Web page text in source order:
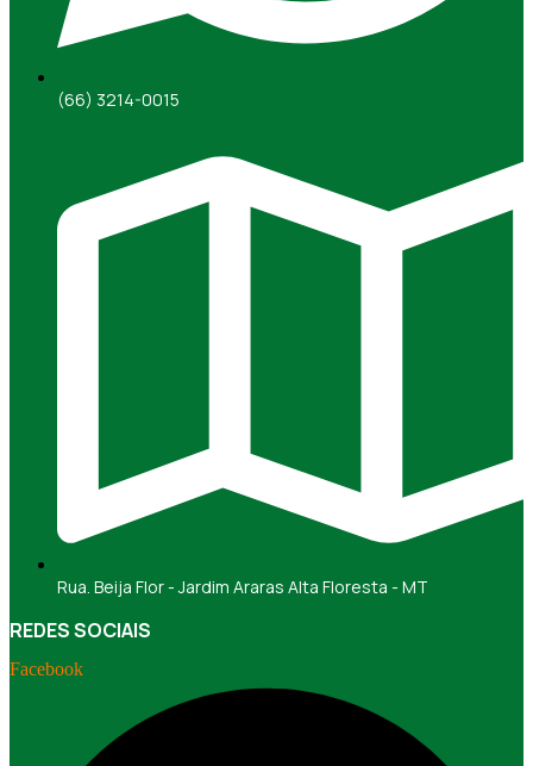
(66) 3214-0015
Rua. Beija Flor - Jardim Araras Alta Floresta - MT
REDES SOCIAIS
Facebook